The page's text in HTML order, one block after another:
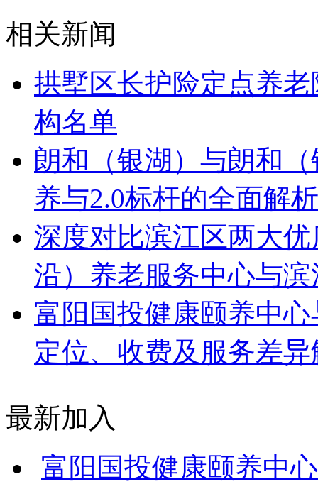
相关新闻
拱墅区长护险定点养
构名单
朗和（银湖）与朗和
养与2.0标杆的全面解析
深度对比滨江区两大
沿）养老服务中心与
富阳国投健康颐养中
定位、收费及服务差
最新加入
富阳国投健康颐养中心